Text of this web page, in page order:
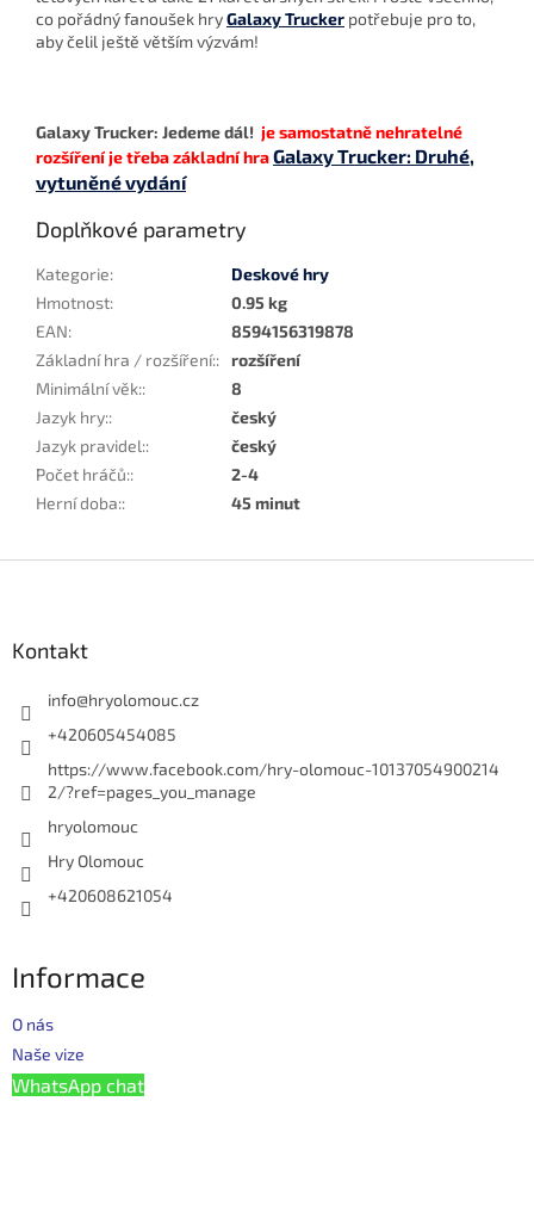
co pořádný fanoušek hryGalaxy Trucker potřebuje pro to,
aby čelil ještě větším výzvám!
Galaxy Trucker: Jedeme dál! je samostatně nehratelné
rozšíření je třeba základní hraGalaxy Trucker: Druhé,
vytuněné vydání
Doplňkové parametry
Kategorie:
Deskové hry
Hmotnost:
0.95 kg
EAN:
8594156319878
Základní hra / rozšíření:: rozšíření
Minimální věk::
8
Jazyk hry::
český
Jazyk pravidel::
český
Počet hráčů::
2-4
Herní doba:: 45 minut
Kontakt
info@hryolomouc.cz
+420605454085
https://www.facebook.com/hry-olomouc-10137054900214
2/?ref=pages_you_manage
hryolomouc
Hry Olomouc
+420608621054
Informace
O nás
Naše vize
WhatsApp chat